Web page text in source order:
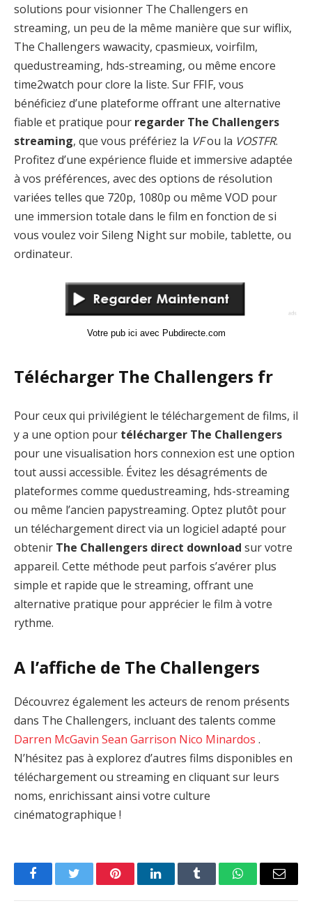
solutions pour visionner The Challengers en
streaming, un peu de la même manière que sur wiflix,
The Challengers wawacity, cpasmieux, voirfilm,
quedustreaming, hds-streaming, ou même encore
time2watch pour clore la liste. Sur FFIF, vous
bénéficiez d’une plateforme offrant une alternative
fiable et pratique pour regarder The Challengers
streaming, que vous préfériez la VFou la VOSTFR.
Profitez d’une expérience fluide et immersive adaptée
à vos préférences, avec des options de résolution
variées telles que 720p, 1080p ou même VOD pour
une immersion totale dans le film en fonction de si
vous voulez voir Sileng Night sur mobile, tablette, ou
ordinateur.
Votre pub ici avec Pubdirecte.com
Télécharger The Challengers fr
Pour ceux qui privilégient le téléchargement de films, il
y a une option pour télécharger The Challengers
pour une visualisation hors connexion est une option
tout aussi accessible. Évitez les désagréments de
plateformes comme quedustreaming, hds-streaming
ou même l’ancien papystreaming. Optez plutôt pour
un téléchargement direct via un logiciel adapté pour
obtenir The Challengers direct download sur votre
appareil. Cette méthode peut parfois s’avérer plus
simple et rapide que le streaming, offrant une
alternative pratique pour apprécier le film à votre
rythme.
A l’affiche de The Challengers
Découvrez également les acteurs de renom présents
dans The Challengers, incluant des talents comme
Darren McGavin Sean Garrison Nico Minardos .
N’hésitez pas à explorez d’autres films disponibles en
téléchargement ou streaming en cliquant sur leurs
noms, enrichissant ainsi votre culture
cinématographique !
FacebookTwitter PinterestLinkedInTumblr WhatsAppEmail